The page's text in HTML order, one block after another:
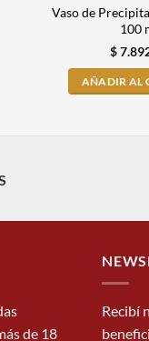
Vaso de
100
$
AÑADIR AL
de 18
Recibí